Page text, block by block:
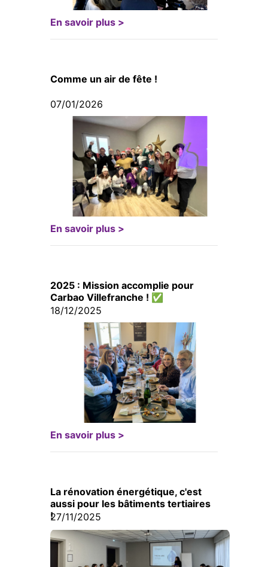
En savoir plus >
Comme un air de fête !
07/01/2026
En savoir plus >
2025 : Mission accomplie pour
Carbao Villefranche ! ✅
18/12/2025
En savoir plus >
La rénovation énergétique, c'est
aussi pour les bâtiments tertiaires
!
27/11/2025